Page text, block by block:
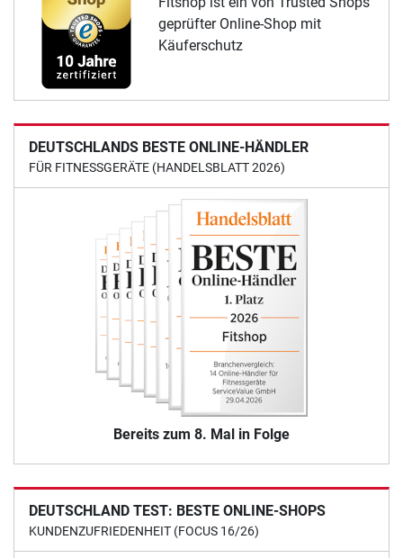
geprüfter Online-Shop mit
Käuferschutz
DEUTSCHLANDS BESTE ONLINE-HÄNDLER
FÜR FITNESSGERÄTE (HANDELSBLATT 2026)
Bereits zum 8. Mal in Folge
DEUTSCHLAND TEST: BESTE ONLINE-SHOPS
KUNDENZUFRIEDENHEIT (FOCUS 16/26)